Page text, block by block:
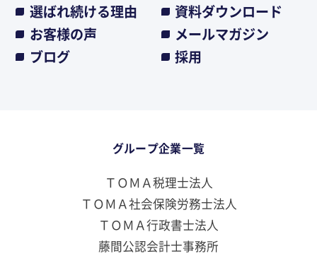
選ばれ続ける理由
資料ダウンロード
お客様の声
メールマガジン
ブログ
採用
グループ企業一覧
ＴＯＭＡ税理士法人
ＴＯＭＡ社会保険労務士法人
ＴＯＭＡ行政書士法人
藤間公認会計士事務所